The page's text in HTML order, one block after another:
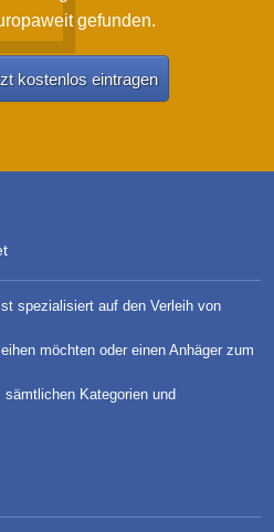
gefunden.
kostenlos eintragen
spezialisiert auf den Verleih von
möchten oder einen Anhäger zum
Kategorien und